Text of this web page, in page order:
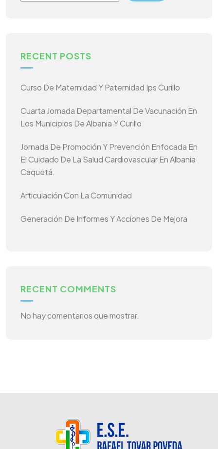
RECENT POSTS
Curso De Maternidad Y Paternidad Ips Curillo
Cuarta Jornada Departamental De Vacunación En
Los Municipios De Albania Y Curillo
Jornada De Promoción Y Prevención Enfocada En
El Cuidado De La Salud Cardiovascular En Albania
Caquetá.
Articulación Con La Comunidad
Generación De Informes Y Acciones De Mejora
RECENT COMMENTS
No hay comentarios que mostrar.